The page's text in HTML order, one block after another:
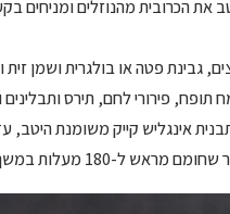
את הכרובית מהנוזלים ומניחים
גבינת פטה או בולגרית ושמן
תופח, פירורי לחם, תירס
אינגליש קייק משומנת היטב,
40-45 דקות או עד שהפשטידה זהובה. מצננים מעט ופורסים.